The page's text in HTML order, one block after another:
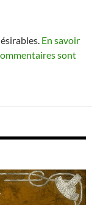
En savoir
sont